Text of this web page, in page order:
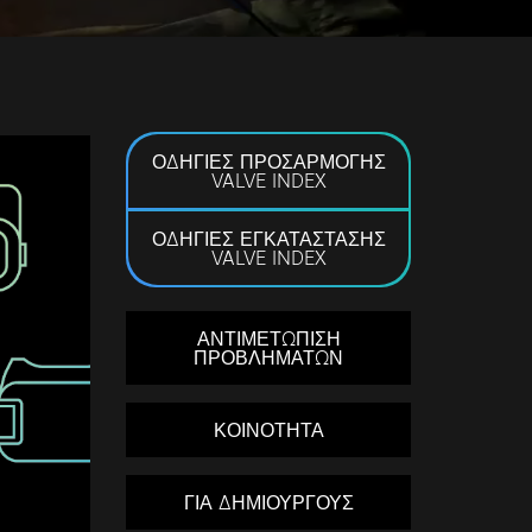
ΟΔΗΓΙΕΣ ΠΡΟΣΑΡΜΟΓΗΣ
VALVE INDEX
ΟΔΗΓΙΕΣ ΕΓΚΑΤΑΣΤΑΣΗΣ
VALVE INDEX
ΑΝΤΙΜΕΤΩΠΙΣΗ
ΠΡΟΒΛΗΜΑΤΩΝ
ΚΟΙΝΟΤΗΤΑ
ΓΙΑ ΔΗΜΙΟΥΡΓΟΥΣ